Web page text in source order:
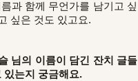
과 함께 무언가를 남기고 싶
싶은 것도 있고요.
님의 이름이 담긴 잔치 글들
있는지 궁금해요.